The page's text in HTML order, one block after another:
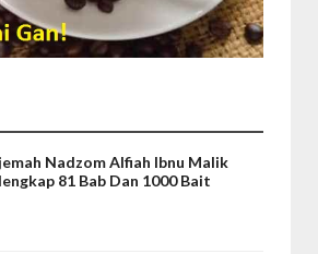
Nadzom Alfiah Ibnu Malik
81 Bab Dan 1000 Bait